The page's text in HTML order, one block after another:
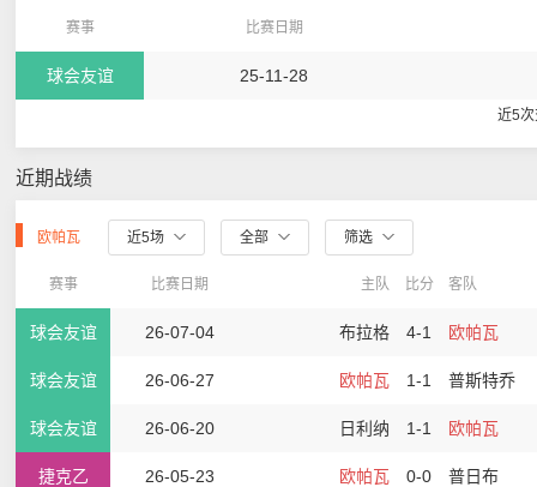
赛事 比赛日期
球会友谊 25-11-28
近5
近期战绩
欧帕瓦 近5场 全部 筛选
赛事 比赛日期 主队 比分 客队
球会友谊 26-07-04 布拉格 4-1 欧帕瓦
球会友谊 26-06-27 欧帕瓦 1-1 普斯特乔
球会友谊 26-06-20 日利纳 1-1 欧帕瓦
捷克乙 26-05-23 欧帕瓦 0-0 普日布